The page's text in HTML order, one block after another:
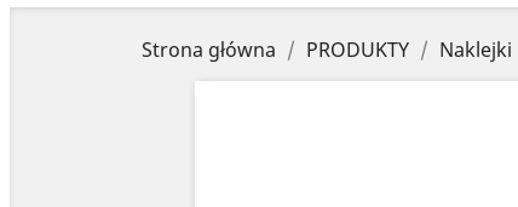
Strona główna PRODUKTY Naklejki